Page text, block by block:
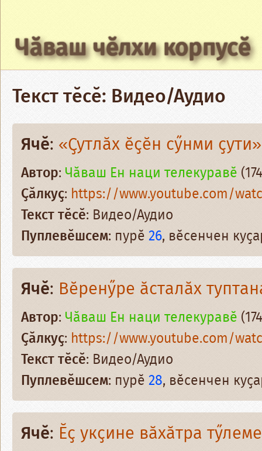
Чӑваш чӗлхи корпусӗ
Текст тӗсӗ: Видео/Аудио
Ячӗ: «Ҫутлӑх ӗҫӗн сӳнми
Автор:Чӑваш Ен наци телекуравӗ
Ҫӑлкуҫ: https://www.youtube.com/
Текст тӗсӗ: Видео/Аудио
Пуплевӗшсем: пурӗ26, вӗсенчен
Ячӗ: Вӗренӳре ӑсталӑх
Автор: Чӑваш Ен наци телекуравӗ
Ҫӑлкуҫ: https://www.youtube.com/
Текст тӗсӗ: Видео/Аудио
Пуплевӗшсем: пурӗ28, вӗсенчен
Ячӗ: Ӗҫ укҫине вӑхӑтра